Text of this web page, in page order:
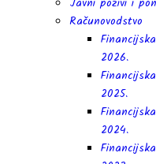
Računovodstvo
2026.
2025.
2024.